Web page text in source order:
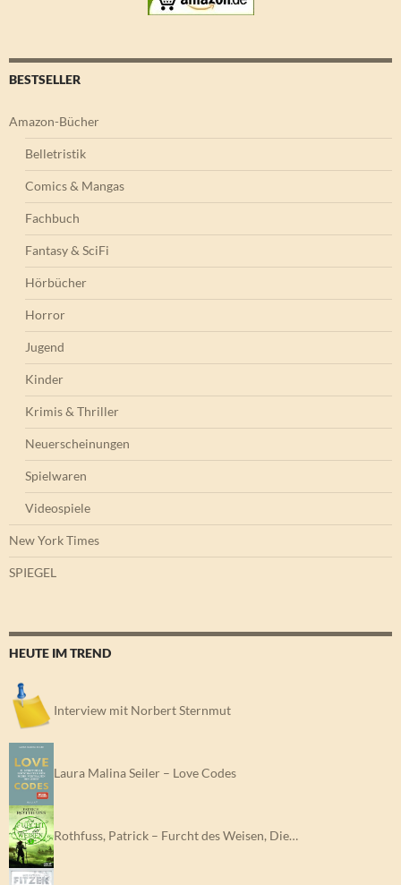
BESTSELLER
Amazon-Bücher
Belletristik
Comics & Mangas
Fachbuch
Fantasy & SciFi
Hörbücher
Horror
Jugend
Kinder
Krimis & Thriller
Neuerscheinungen
Spielwaren
Videospiele
New York Times
SPIEGEL
HEUTE IM TREND
Interview mit Norbert Sternmut
Laura Malina Seiler – Love Codes
Rothfuss, Patrick – Furcht des Weisen, Die…